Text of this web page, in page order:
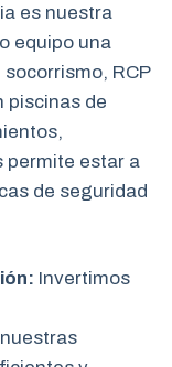
es nuestra
equipo una
RCP
piscinas de
permite estar a
de seguridad
Invertimos